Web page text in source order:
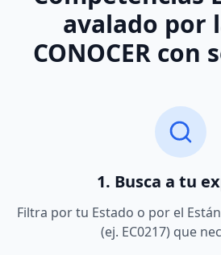
avalado por
CONOCER con
1. Busca a tu
Filtra por tu Estado o por el
(ej. EC0217) que